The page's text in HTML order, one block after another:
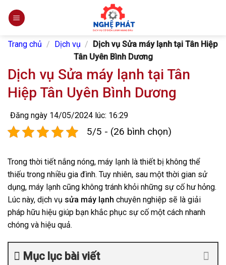
Trang chủ / Dịch vụ / Dịch vụ Sửa máy lạnh tại Tân Hiệp
Tân Uyên Bình Dương
Dịch vụ Sửa máy lạnh tại Tân
Hiệp Tân Uyên Bình Dương
Đăng ngày 14/05/2024 lúc: 16:29
5/5 - (26 bình chọn)
Trong thời tiết nắng nóng, máy lạnh là thiết bị không thể
thiếu trong nhiều gia đình. Tuy nhiên, sau một thời gian sử
dụng, máy lạnh cũng không tránh khỏi những sự cố hư hỏng.
Lúc này, dịch vụ sửa máy lạnh chuyên nghiệp sẽ là giải
pháp hữu hiệu giúp bạn khắc phục sự cố một cách nhanh
chóng và hiệu quả.
Mục lục bài viết